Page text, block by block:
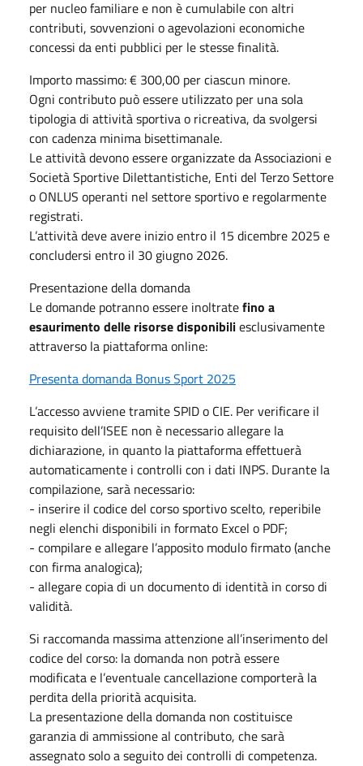
per nucleo familiare e non è cumulabile con altri
contributi, sovvenzioni o agevolazioni economiche
concessi da enti pubblici per le stesse finalità.
Importo massimo: € 300,00 per ciascun minore.
Ogni contributo può essere utilizzato per una sola
tipologia di attività sportiva o ricreativa, da svolgersi
con cadenza minima bisettimanale.
Le attività devono essere organizzate da Associazioni e
Società Sportive Dilettantistiche, Enti del Terzo Settore
o ONLUS operanti nel settore sportivo e regolarmente
registrati.
L’attività deve avere inizio entro il 15 dicembre 2025 e
concludersi entro il 30 giugno 2026.
Presentazione della domanda
Le domande potranno essere inoltratefino a
esaurimento delle risorse disponibiliesclusivamente
attraverso la piattaforma online:
Presenta domanda Bonus Sport 2025
L’accesso avviene tramite SPID o CIE. Per verificare il
requisito dell’ISEE non è necessario allegare la
dichiarazione, in quanto la piattaforma effettuerà
automaticamente i controlli con i dati INPS. Durante la
compilazione, sarà necessario:
- inserire il codice del corso sportivo scelto, reperibile
negli elenchi disponibili in formato Excel o PDF;
- compilare e allegare l’apposito modulo firmato (anche
con firma analogica);
- allegare copia di un documento di identità in corso di
validità.
Si raccomanda massima attenzione all’inserimento del
codice del corso: la domanda non potrà essere
modificata e l’eventuale cancellazione comporterà la
perdita della priorità acquisita.
La presentazione della domanda non costituisce
garanzia di ammissione al contributo, che sarà
assegnato solo a seguito dei controlli di competenza.